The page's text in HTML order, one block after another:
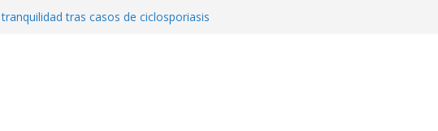
tras casos de ciclosporiasis